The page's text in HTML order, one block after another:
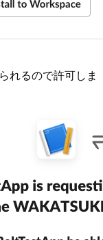
れるので許可しま